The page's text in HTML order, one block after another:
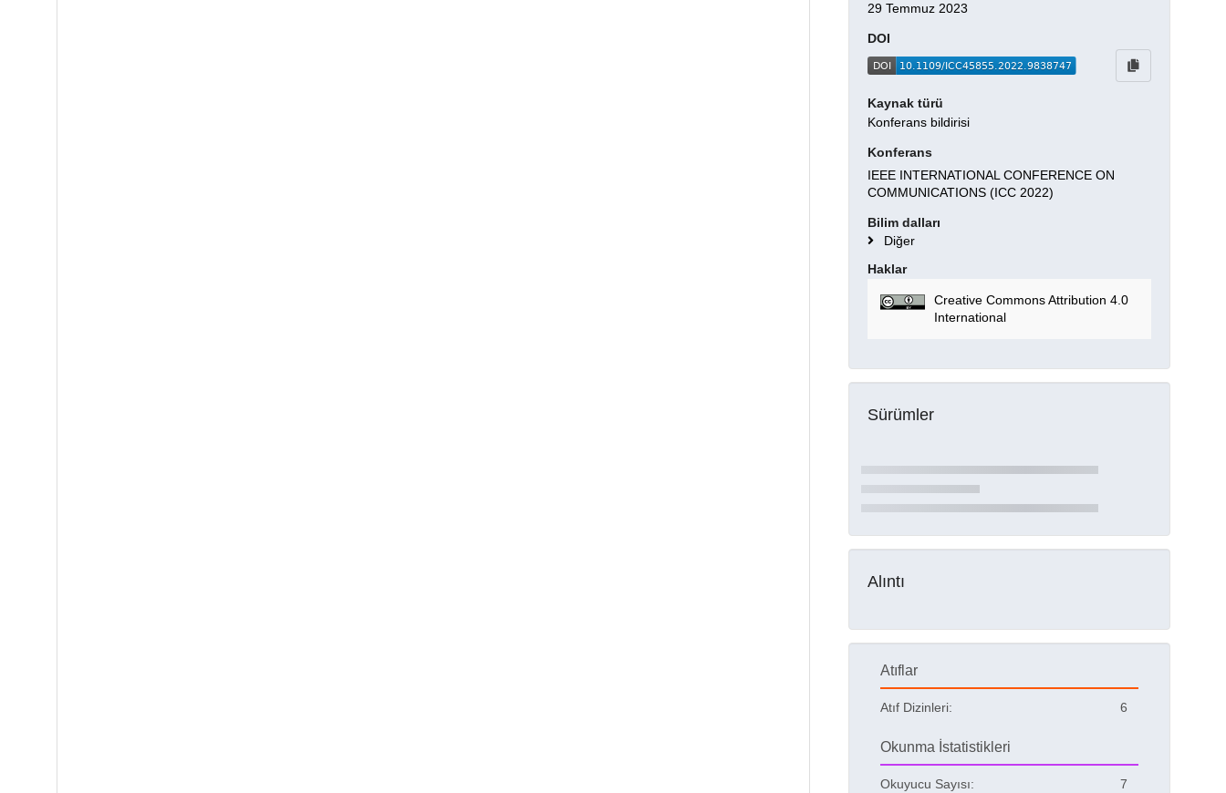
29 Temmuz 2023
DOI
Kaynak türü
Konferans bildirisi
Konferans
IEEE INTERNATIONAL CONFERENCE ON
COMMUNICATIONS (ICC 2022)
Bilim dalları
Diğer
Haklar
Creative Commons Attribution 4.0
International
Sürümler
Alıntı
Atıflar
Atıf Dizinleri: 6
Okunma İstatistikleri
Okuyucu Sayısı: 7